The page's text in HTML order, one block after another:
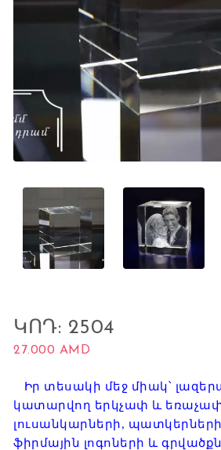
ԿՈԴ: 2504
27.000 AMD
Իր տեսակի մեջ միակ՝
կատարվող երկչափ և
լուսանկարների, պատկերների
ֆիրմային լոգոների և